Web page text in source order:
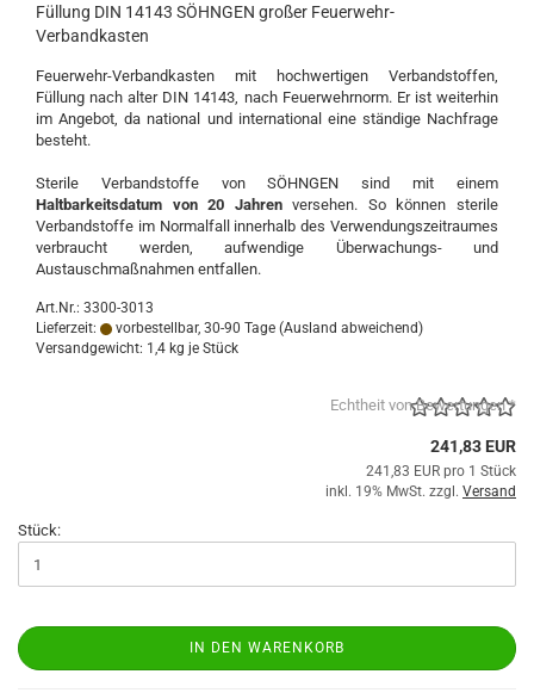
Füllung DIN 14143 SÖHNGEN großer Feuerwehr-
Verbandkasten
Feuerwehr-Verbandkasten mit hochwertigen Verbandstoffen,
Füllung nach alter DIN 14143, nach Feuerwehrnorm. Er ist weiterhin
im Angebot, da national und international eine ständige Nachfrage
besteht.
Sterile Verbandstoffe von SÖHNGEN sind mit einem
Haltbarkeitsdatum von 20 Jahrenversehen. So können sterile
Verbandstoffe im Normalfall innerhalb des Verwendungszeitraumes
verbraucht werden, aufwendige Überwachungs- und
Austauschmaßnahmen entfallen.
Art.Nr.: 3300-3013
Lieferzeit:
vorbestellbar, 30-90 Tage (Ausland abweichend)
Versandgewicht: 1,4 kg je Stück
Echtheit von Bewertungen *
241,83 EUR
241,83 EUR pro 1 Stück
inkl. 19% MwSt. zzgl. Versand
Stück:
IN DEN WARENKORB